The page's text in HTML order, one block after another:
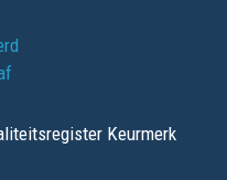
Keurmerk